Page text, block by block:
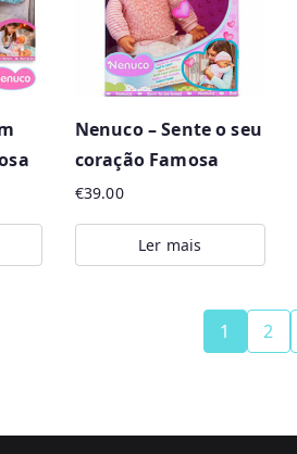
Nenuco – Sente o seu
coração Famosa
€39.00
Ler mais
1 2